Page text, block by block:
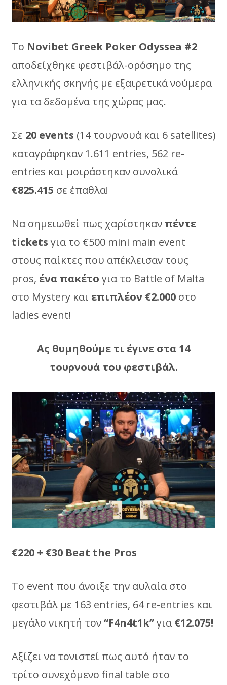
To Νοvibet Greek Poker Odyssea #2
αποδείχθηκε φεστιβάλ-ορόσημο της
ελληνικής σκηνής με εξαιρετικά νούμερα
για τα δεδομένα της χώρας μας.
Σε 20 events (14 τουρνουά και 6 satellites)
καταγράφηκαν 1.611 entries, 562 re-
entries και μοιράστηκαν συνολικά
€825.415 σε έπαθλα!
Nα σημειωθεί πως χαρίστηκαν πέντε
ticketsγια το €500 mini main event
στους παίκτες που απέκλεισαν τους
pros, ένα πακέτογια το Battle of Malta
στο Mystery και επιπλέον €2.000στο
ladies event!
Ας θυμηθούμε τι έγινε στα 14
τουρνουά του φεστιβάλ.
€220 + €30 Beat the Pros
Το event που άνοιξε την αυλαία στο
φεστιβάλ με 163 entries, 64 re-entries και
μεγάλο νικητή τον“F4n4t1k”για €12.075!
Aξίζει να τονιστεί πως αυτό ήταν το
τρίτο συνεχόμενο final table στο